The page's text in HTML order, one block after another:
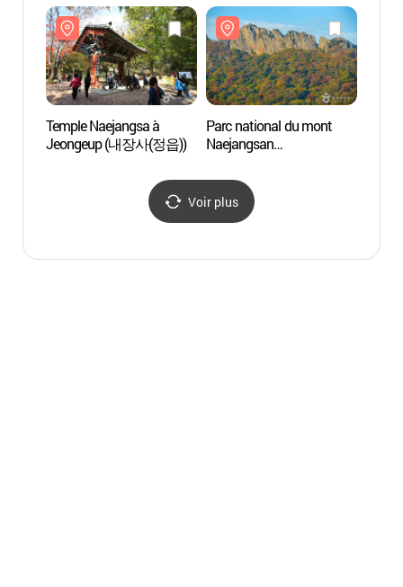
Temple Naejangsa à
Jeongeup (내장사(정읍))
Parc national du mont
Naejangsan
Voir plus